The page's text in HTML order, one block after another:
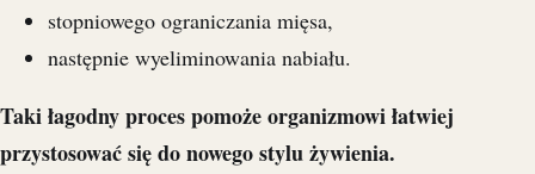
stopniowego ograniczania mięsa,
następnie wyeliminowania nabiału.
Taki łagodny proces pomoże organizmowi łatwiej
przystosować się do nowego stylu żywienia.